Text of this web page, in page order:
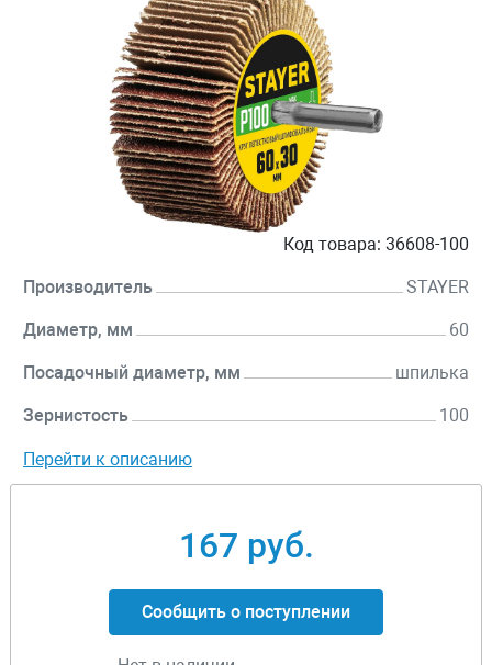
Код товара: 36608-100
Производитель STAYER
Диаметр, мм 60
Посадочный диаметр, мм шпилька
Зернистость 100
Перейти к описанию
167 руб.
Сообщить о поступлении